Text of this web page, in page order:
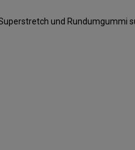
und Rundumgummi